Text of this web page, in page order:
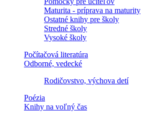
Maturita - príprava na maturity
Ostatné knihy pre školy
Stredné školy
Vysoké školy
Počítačová literatúra
Odborné, vedecké
Rodičovstvo, výchova detí
Poézia
Knihy na voľný čas